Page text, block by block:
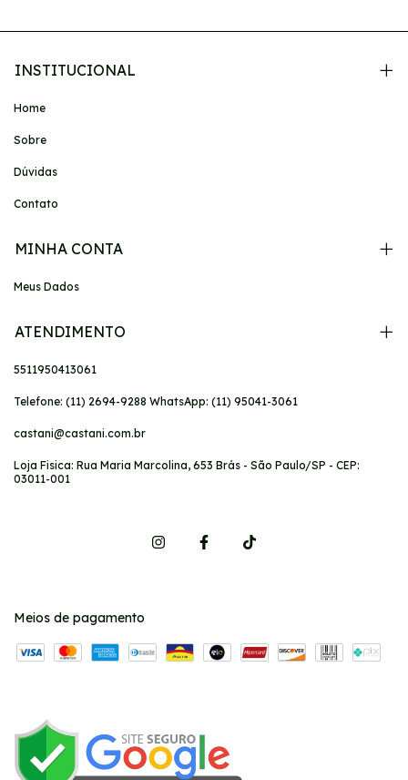
INSTITUCIONAL
Home
Sobre
Dúvidas
Contato
MINHA CONTA
Meus Dados
ATENDIMENTO
5511950413061
Telefone: (11) 2694-9288 WhatsApp: (11) 95041-3061
castani@castani.com.br
Loja Fisica: Rua Maria Marcolina, 653 Brás - São Paulo/SP - CEP:
03011-001
Meios de pagamento